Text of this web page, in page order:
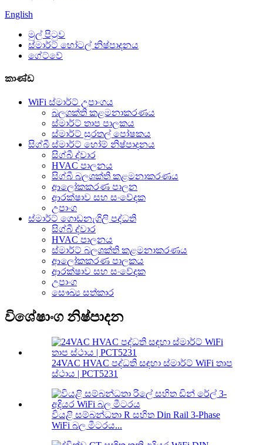
English
මුල් පිටුව
ස්මාර්ට් හෝටල් නිෂ්පාදනය
ගේට්වේ
කාණ්ඩ
WiFi ස්මාර්ට් උපාංගය
බලශක්ති කළමනාකරණය
ස්මාර්ට් තාප පාලකය
ස්මාර්ට් සුරතල් පෝෂකය
සිග්බී ස්මාර්ට් හෝම් නිෂ්පාදනය
සිග්බී ද්වාර
HVAC පාලනය
සිග්බී බලශක්ති කළමනාකරණය
ආලෝකකරණ පාලන
ආරක්ෂාව සහ සංවේදක
උපාංග
ස්මාර්ට් ගොඩනැගිලි පද්ධති
සිග්බී ද්වාර
HVAC පාලනය
ස්මාර්ට් බලශක්ති කළමනාකරණය
ආලෝකකරණ පාලකය
ආරක්ෂාව සහ සංවේදක
උපාංග
සෞඛ්‍ය සත්කාර
විශේෂාංග නිෂ්පාදන
24VAC HVAC පද්ධති සඳහා ස්මාර්ට් WiFi තාප
ස්ථාය | PCT5231
වියළි සම්බන්ධතා R සහිත Din Rail 3-Phase
WiFi බල මීටරය...